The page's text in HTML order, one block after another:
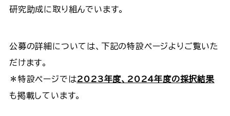
研究助成に取り組んでいます。
公募の詳細については、下記の特設ページよりご覧いた
だけます。
＊特設ページでは2023年度、2024年度の採択結果
も掲載しています。